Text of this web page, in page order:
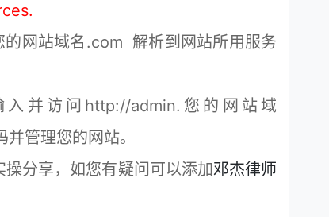
站域名.com 解析到网站所用服务
访问http://admin.您的网站域
管理您的网站。
分享，如您有疑问可以添加邓杰律师